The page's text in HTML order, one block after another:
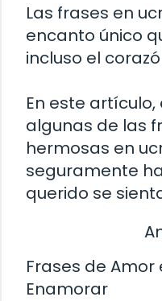
Las frases en
encanto único
incluso el
En este
algunas de las
hermosas en
seguramente
querido se
Frases de
Enamorar